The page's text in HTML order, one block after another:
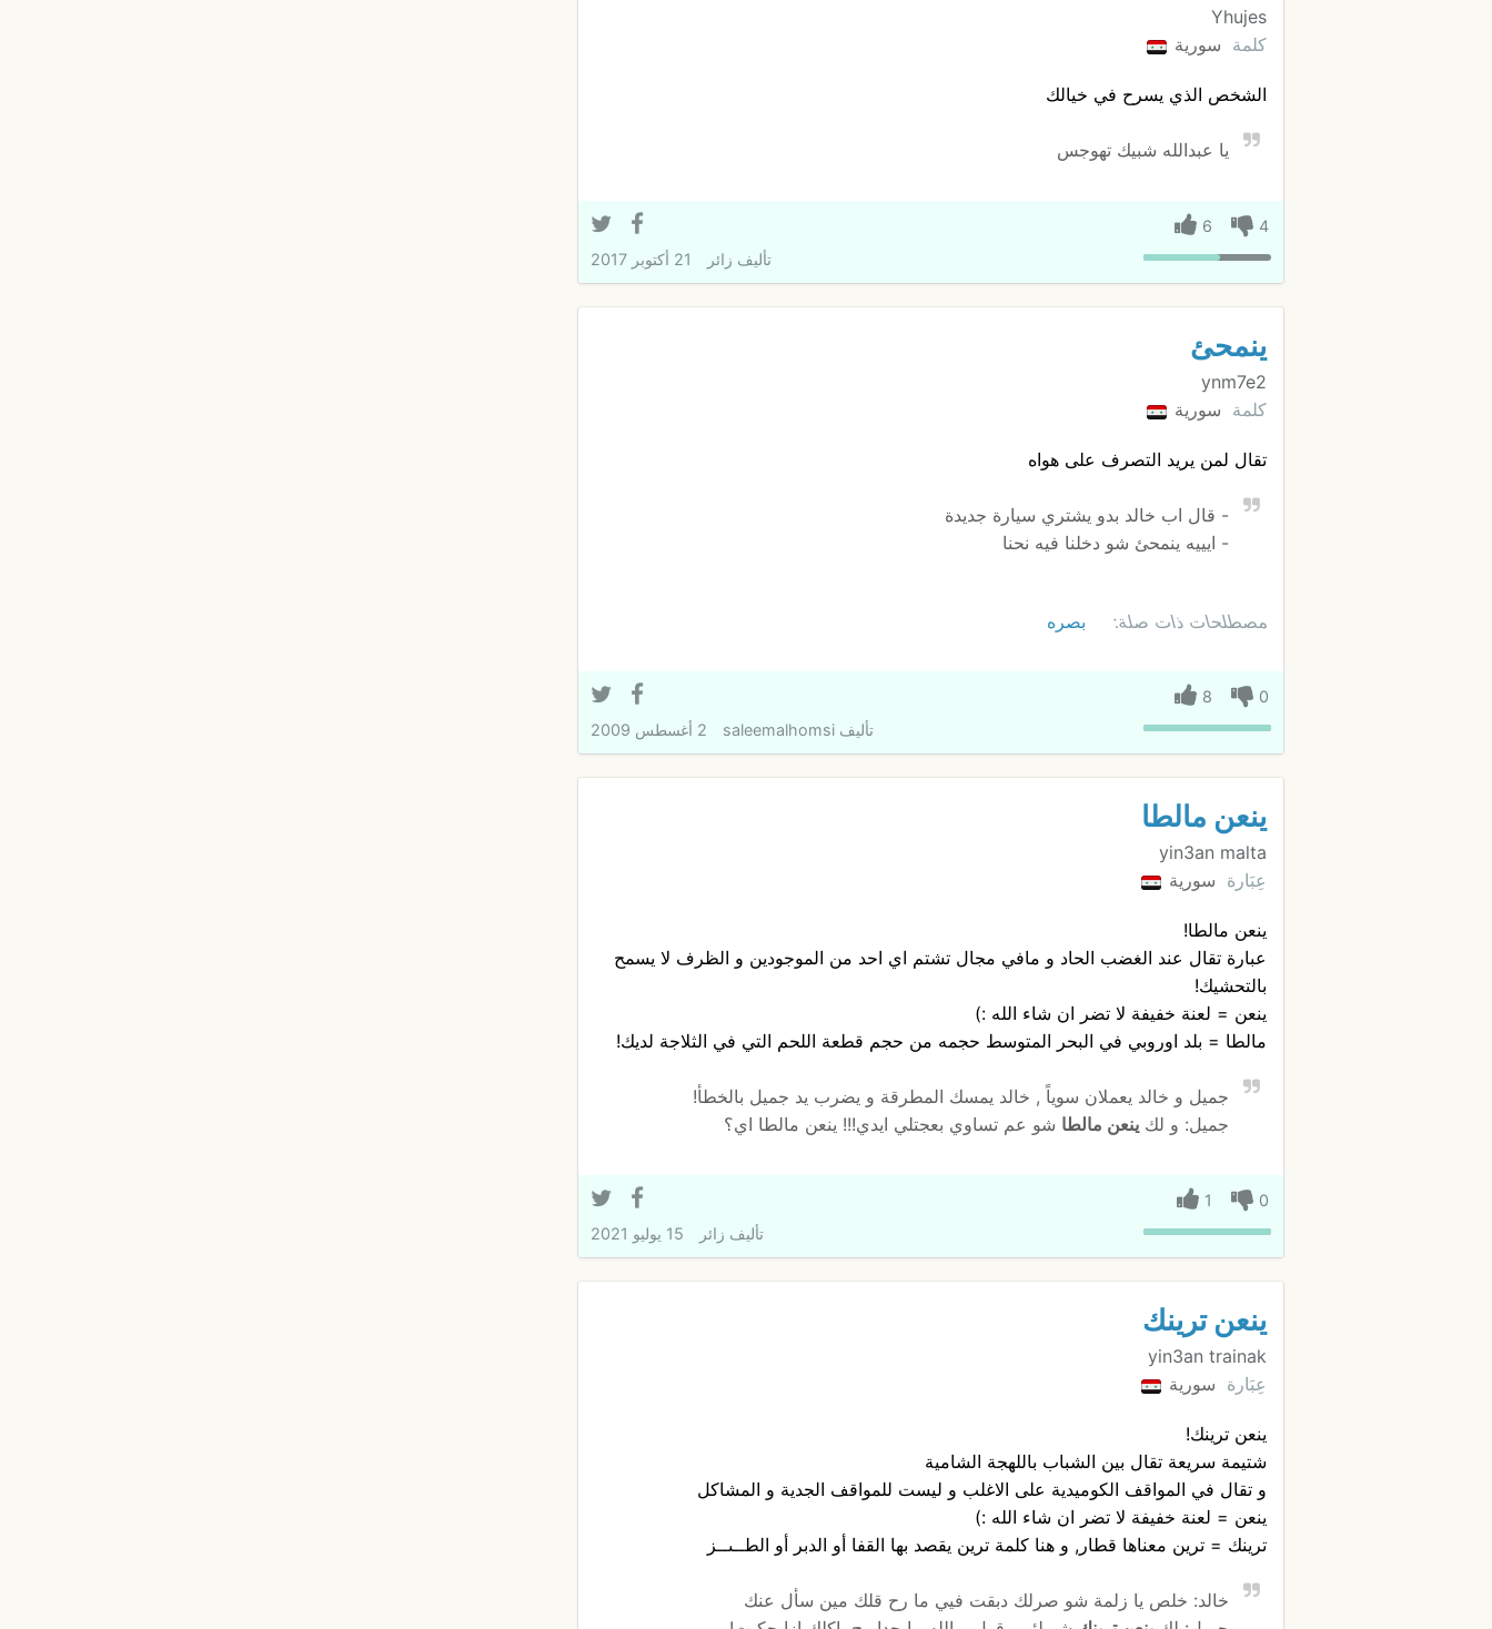
Yhujes
كلمة سورية
الشخص الذي يسرح في خيالك
يا عبدالله شبيك تهوجس
4
6
تأليف زائر 21 أكتوبر 2017
ينمحئ
ynm7e2
كلمة سورية
تقال لمن يريد التصرف على هواه
- قال اب خالد بدو يشتري سيارة جديدة
- ايييه ينمحئ شو دخلنا فيه نحنا
مصطلحات ذات صلة: بصره
0
8
تأليفsaleemalhomsi 2 أغسطس 2009
ينعن مالطا
yin3an malta
عِبَارة سورية
ينعن مالطا!
عبارة تقال عند الغضب الحاد و مافي مجال تشتم اي احد من الموجودين و الظرف لا يسمح
بالتحشيك!
ينعن = لعنة خفيفة لا تضر ان شاء الله :)
مالطا = بلد اوروبي في البحر المتوسط حجمه من حجم قطعة اللحم التي في الثلاجة لديك!
جميل و خالد يعملان سوياً , خالد يمسك المطرقة و يضرب يد جميل بالخطأ!
جميل: و لك ينعن مالطا شو عم تساوي بعجتلي ايدي!!! ينعن مالطا اي؟
0
1
تأليف زائر 15 يوليو 2021
ينعن ترينك
yin3an trainak
عِبَارة سورية
ينعن ترينك!
شتيمة سريعة تقال بين الشباب باللهجة الشامية
و تقال في المواقف الكوميدية على الاغلب و ليست للمواقف الجدية و المشاكل
ينعن = لعنة خفيفة لا تضر ان شاء الله :)
ترينك = ترين معناها قطار, و هنا كلمة ترين يقصد بها القفا أو الدبر أو الطــىــز
خالد: خلص يا زلمة شو صرلك دبقت فيي ما رح قلك مين سأل عنك